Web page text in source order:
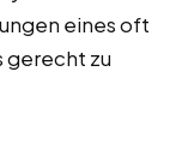
eines oft
gerecht zu